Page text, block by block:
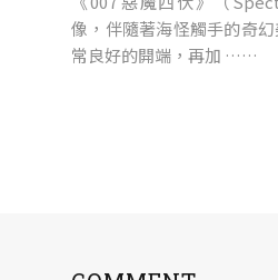
像，伴隨著海怪觸手的奇
常良好的開端，再加 ……